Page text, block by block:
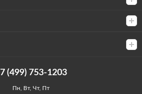
(499) 753-1203
Пн, Вт, Чт, Пт